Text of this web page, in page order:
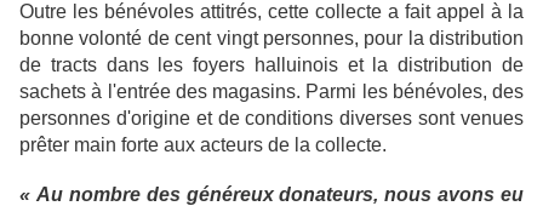
Outre les bénévoles attitrés, cette collecte a fait appel à la
bonne volonté de cent vingt personnes, pour la distribution
de tracts dans les foyers halluinois et la distribution de
sachets à l'entrée des magasins. Parmi les bénévoles, des
personnes d'origine et de conditions diverses sont venues
prêter main forte aux acteurs de la collecte.
« Au nombre des généreux donateurs, nous avons eu